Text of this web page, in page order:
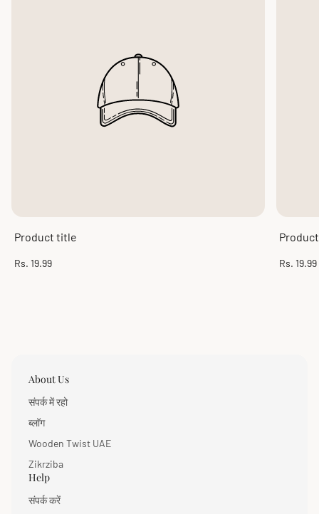
Product title
Regular
Rs. 19.99
Regular
Rs. 19.99
About Us
संपर्क में रहो
ब्लॉग
Wooden Twist UAE
Zikrziba
Help
संपर्क करें